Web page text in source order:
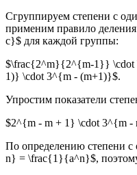
Сгруппируем степени с
применим правило
c}$ для каждой группы:
$\frac{2^m}{2^{m-1}}
1)} \cdot 3^{m - (m+1)}$.
Упростим показатели
$2^{m - m + 1} \cdot 3^{m
По определению степени с
n} = \frac{1}{a^n}$,